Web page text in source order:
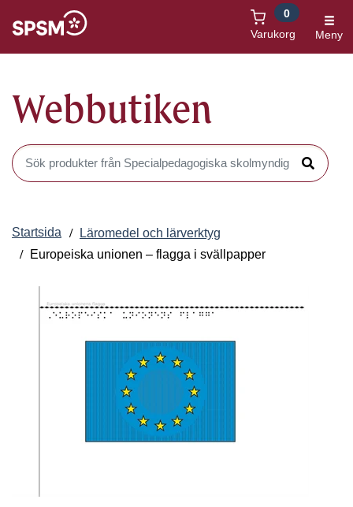
Varukorg
0
Meny
Webbutiken
Sök produkter i Webbutiken
Sök
Startsida
Läromedel och lärverktyg
Europeiska unionen – flagga i svällpapper